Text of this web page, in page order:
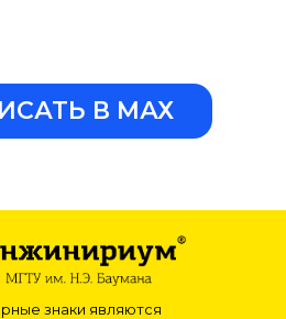
В МАХ
знаки являются